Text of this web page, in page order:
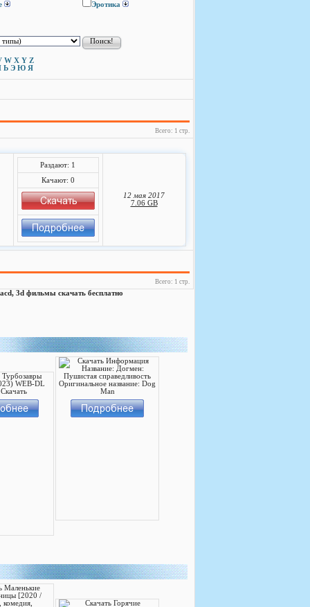
Эротика
W X Y Z
Ь Э Ю Я
Всего: 1 стр.
Раздают: 1
Качают: 0
12 мая 2017
7.06 GB
Всего: 1 стр.
3d фильмы скачать бесплатно